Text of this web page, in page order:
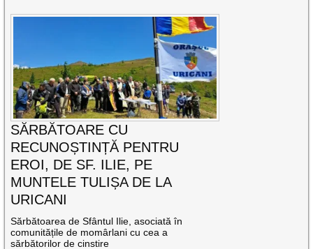
SĂRBĂTOARE CU
RECUNOȘTINȚĂ PENTRU
EROI, DE SF. ILIE, PE
MUNTELE TULIȘA DE LA
URICANI
Sărbătoarea de Sfântul Ilie, asociată în
comunitățile de momârlani cu cea a
sărbătorilor de cinstire